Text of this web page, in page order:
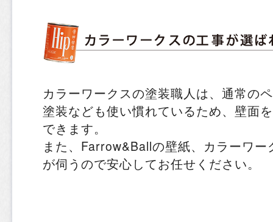
カラーワークスの塗装職人は、通常の
塗装なども使い慣れているため、壁面
できます。
また、Farrow&Ballの壁紙、カラーワ
が伺うので安心してお任せください。